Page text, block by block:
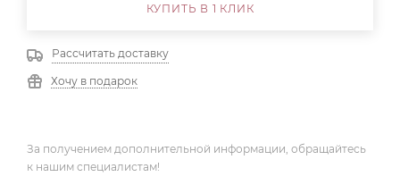
КУПИТЬ В 1 КЛИК
Рассчитать доставку
Хочу в подарок
За получением дополнительной информации, обращайтесь
к нашим специалистам!